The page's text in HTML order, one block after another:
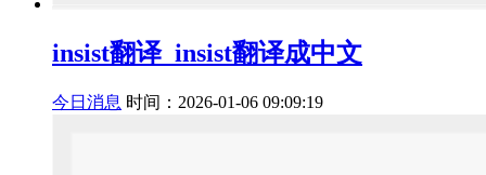
insist翻译_insist翻译成中文
今日消息 时间：2026-01-06 09:09:19